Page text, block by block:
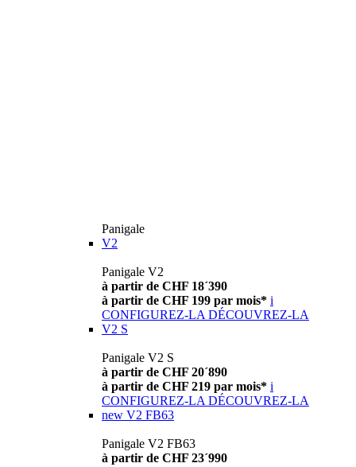
Panigale
V2
Panigale V2
à partir de CHF 18´390
à partir de CHF 199 par mois* i
CONFIGUREZ-LA DÉCOUVREZ-LA
V2 S
Panigale V2 S
à partir de CHF 20´890
à partir de CHF 219 par mois* i
CONFIGUREZ-LA DÉCOUVREZ-LA
new V2 FB63
Panigale V2 FB63
à partir de CHF 23´990